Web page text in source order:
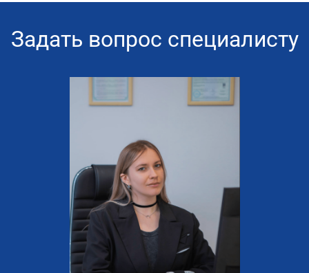
Задать вопрос специалисту